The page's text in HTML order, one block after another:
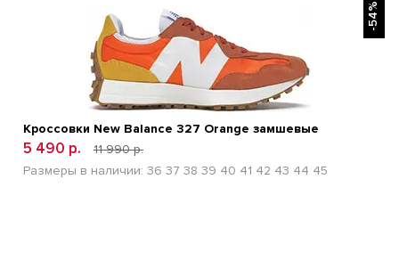
-54%
Кроссовки New Balance 327 Orange замшевые
5 490 р.
11 990 р.
Размеры в наличии: 36 37 38 39 40 41 42 43 44 45